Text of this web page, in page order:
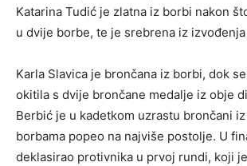
Katarina Tudić je zlatna iz borbi nakon
u dvije borbe, te je srebrena iz
Karla Slavica je brončana iz borbi, dok
okitila s dvije brončane medalje iz obje
Berbić je u kadetkom uzrastu brončani
borbama popeo na najviše postolje. U
deklasirao protivnika u prvoj rundi, koji